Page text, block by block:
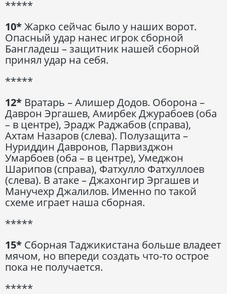
*****
10*Жарко сейчас было у наших ворот.
Опасный удар нанес игрок сборной
Бангладеш – защитник нашей сборной
принял удар на себя.
*****
12* Вратарь – Алишер Додов. Оборона –
Даврон Эргашев, Амирбек Джурабоев (оба
– в центре), Эрадж Раджабов (справа),
Ахтам Назаров (слева). Полузащита –
Нуриддин Давронов, Парвизджон
Умарбоев (оба – в центре), Умеджон
Шарипов (справа), Фатхулло Фатхуллоев
(слева). В атаке – Джахонгир Эргашев и
Манучехр Джалилов. Именно по такой
схеме играет наша сборная.
*****
15* Сборная Таджикистана больше владеет
мячом, но впереди создать что-то острое
пока не получается.
*****